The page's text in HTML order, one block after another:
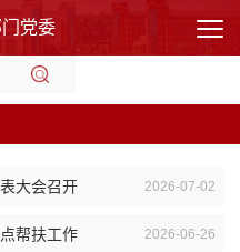
党委
2026-07-02
大会召开
2026-06-26
帮扶工作